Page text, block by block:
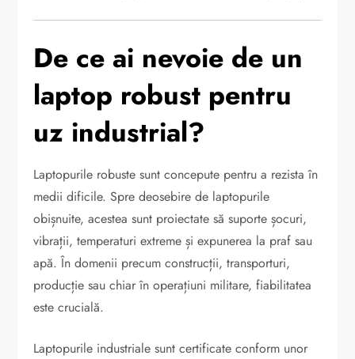
De ce ai nevoie de un
laptop robust pentru
uz industrial?
Laptopurile robuste sunt concepute pentru a rezista în
medii dificile. Spre deosebire de laptopurile
obișnuite, acestea sunt proiectate să suporte șocuri,
vibrații, temperaturi extreme și expunerea la praf sau
apă. În domenii precum construcții, transporturi,
producție sau chiar în operațiuni militare, fiabilitatea
este crucială.
Laptopurile industriale sunt certificate conform unor